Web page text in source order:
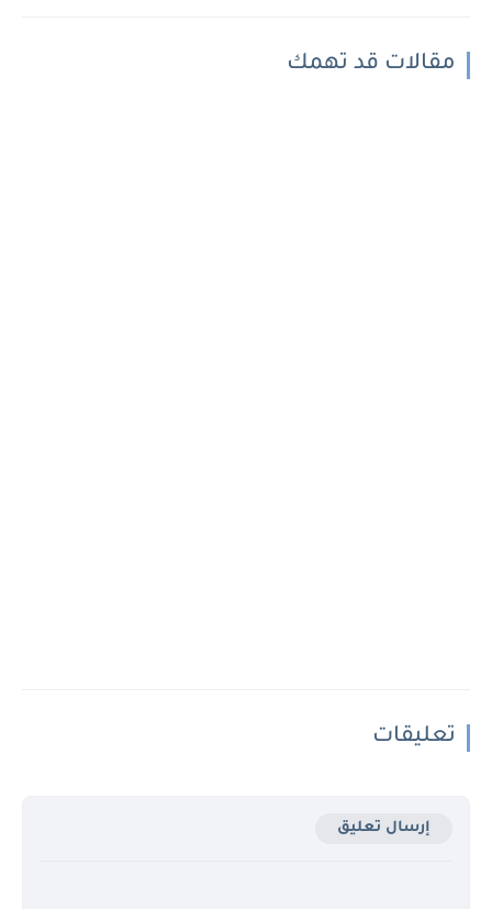
مقالات قد تهمك
تعليقات
إرسال تعليق